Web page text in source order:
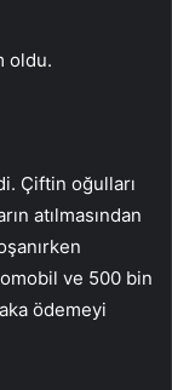
oldu.
Çiftin oğulları
atılmasından
ve 500 bin
ödemeyi